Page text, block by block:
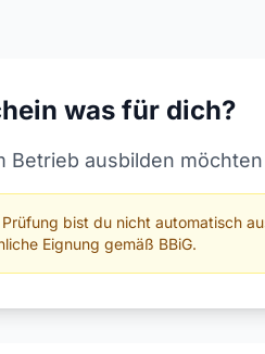
was für dich?
Betrieb ausbilden
bist du nicht automatisch
Eignung gemäß BBiG.